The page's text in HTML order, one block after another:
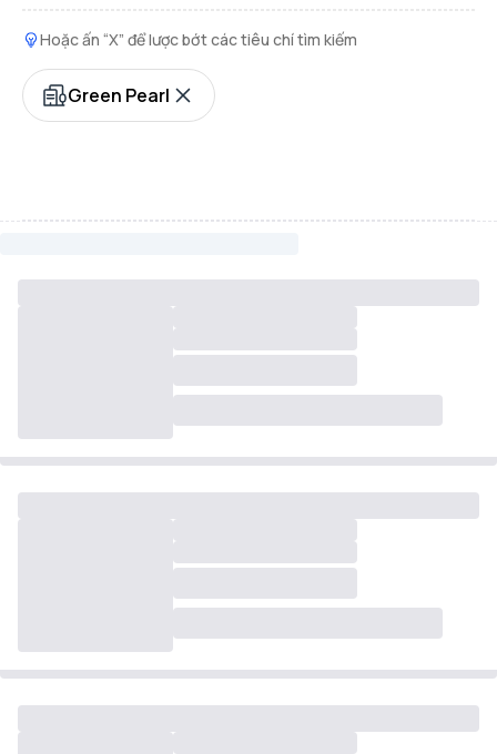
Hoặc ấn “X” để lược bớt các tiêu chí tìm kiếm
Green Pearl